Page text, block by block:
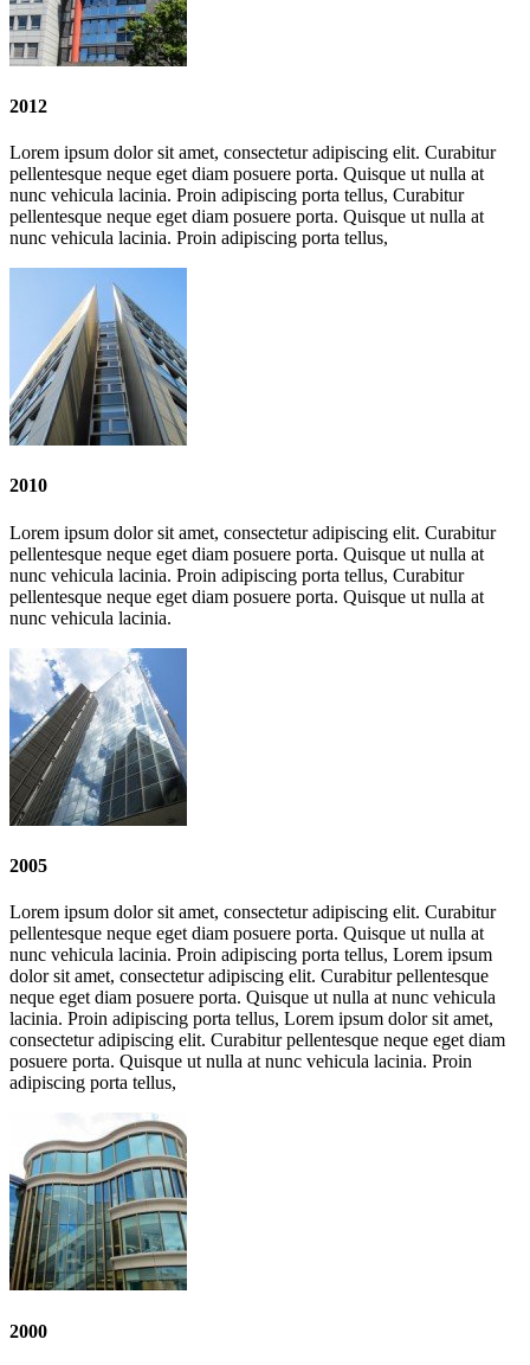
2012
Lorem ipsum dolor sit amet, consectetur adipiscing elit. Curabitur
pellentesque neque eget diam posuere porta. Quisque ut nulla at
nunc vehicula lacinia. Proin adipiscing porta tellus, Curabitur
pellentesque neque eget diam posuere porta. Quisque ut nulla at
nunc vehicula lacinia. Proin adipiscing porta tellus,
2010
Lorem ipsum dolor sit amet, consectetur adipiscing elit. Curabitur
pellentesque neque eget diam posuere porta. Quisque ut nulla at
nunc vehicula lacinia. Proin adipiscing porta tellus, Curabitur
pellentesque neque eget diam posuere porta. Quisque ut nulla at
nunc vehicula lacinia.
2005
Lorem ipsum dolor sit amet, consectetur adipiscing elit. Curabitur
pellentesque neque eget diam posuere porta. Quisque ut nulla at
nunc vehicula lacinia. Proin adipiscing porta tellus, Lorem ipsum
dolor sit amet, consectetur adipiscing elit. Curabitur pellentesque
neque eget diam posuere porta. Quisque ut nulla at nunc vehicula
lacinia. Proin adipiscing porta tellus, Lorem ipsum dolor sit amet,
consectetur adipiscing elit. Curabitur pellentesque neque eget diam
posuere porta. Quisque ut nulla at nunc vehicula lacinia. Proin
adipiscing porta tellus,
2000